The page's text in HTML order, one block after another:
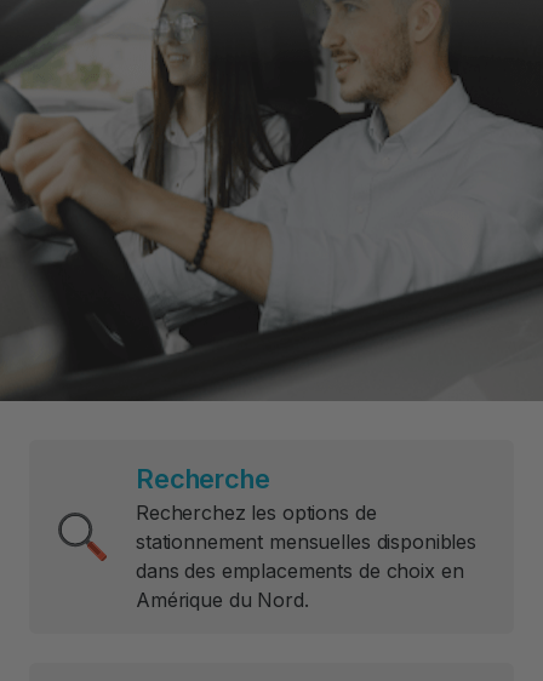
Recherche
Recherchez les options de
stationnement mensuelles disponibles
dans des emplacements de choix en
Amérique du Nord.